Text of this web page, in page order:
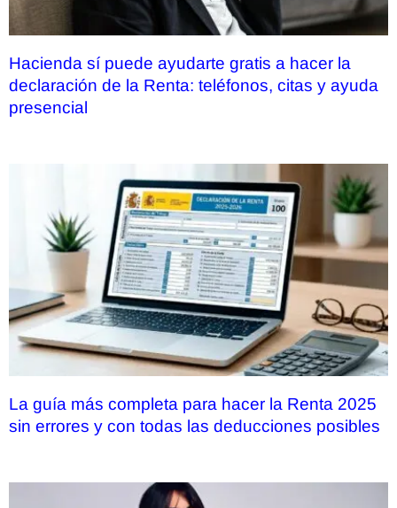
Hacienda sí puede ayudarte gratis a hacer la
declaración de la Renta: teléfonos, citas y ayuda
presencial
La guía más completa para hacer la Renta 2025
sin errores y con todas las deducciones posibles